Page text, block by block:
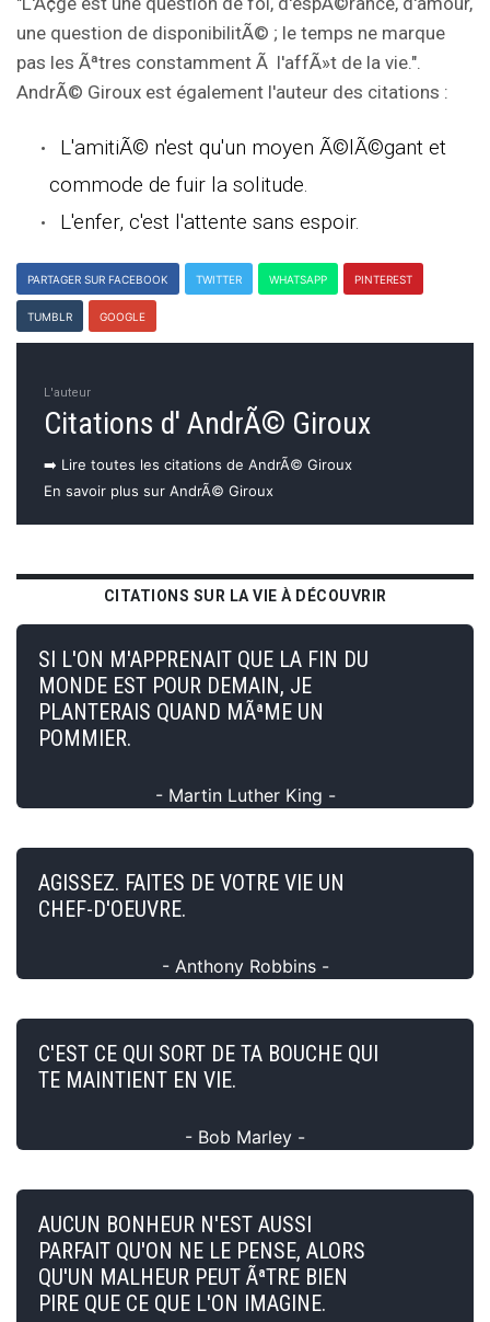
une question de disponibilitÃ© ; le temps ne marque
pas les Ãªtres constamment Ã l'affÃ»t de la vie.".
AndrÃ© Giroux est également l'auteur des citations :
L'amitiÃ© n'est qu'un moyen Ã©lÃ©gant et
commode de fuir la solitude.
L'enfer, c'est l'attente sans espoir.
PARTAGER SUR FACEBOOK TWITTER WHATSAPP PINTEREST
TUMBLR GOOGLE
L'auteur
Citations d' AndrÃ© Giroux
➡️ Lire toutes les citations de AndrÃ© Giroux
En savoir plus sur AndrÃ© Giroux
CITATIONS SUR LA VIE À DÉCOUVRIR
SI L'ON M'APPRENAIT QUE LA FIN DU
MONDE EST POUR DEMAIN, JE
PLANTERAIS QUAND MÃªME UN
POMMIER.
- Martin Luther King -
AGISSEZ. FAITES DE VOTRE VIE UN
CHEF-D'OEUVRE.
- Anthony Robbins -
C'EST CE QUI SORT DE TA BOUCHE QUI
TE MAINTIENT EN VIE.
- Bob Marley -
AUCUN BONHEUR N'EST AUSSI
PARFAIT QU'ON NE LE PENSE, ALORS
QU'UN MALHEUR PEUT ÃªTRE BIEN
PIRE QUE CE QUE L'ON IMAGINE.